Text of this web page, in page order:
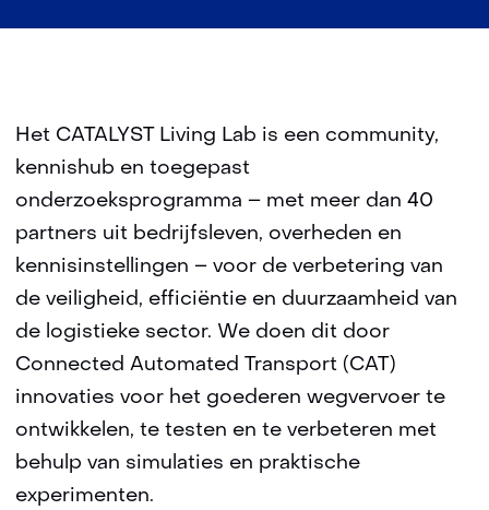
Het CATALYST Living Lab is een community,
kennishub en toegepast
onderzoeksprogramma – met meer dan 40
partners uit bedrijfsleven, overheden en
kennisinstellingen – voor de verbetering van
de veiligheid, efficiëntie en duurzaamheid van
de logistieke sector. We doen dit door
Connected Automated Transport (CAT)
innovaties voor het goederen wegvervoer te
ontwikkelen, te testen en te verbeteren met
behulp van simulaties en praktische
experimenten.